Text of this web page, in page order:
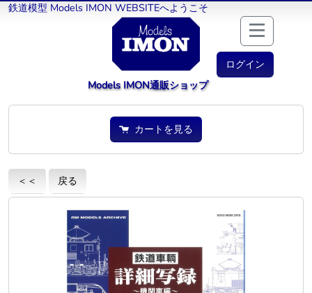
鉄道模型 Models IMON WEBSITEへようこそ
ログイン
Models IMON通販ショップ
カートを見る
＜＜ 戻る